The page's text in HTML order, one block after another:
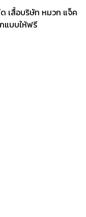
เสื้อบริษัท หมวก แจ็ค
แบบให้ฟรี